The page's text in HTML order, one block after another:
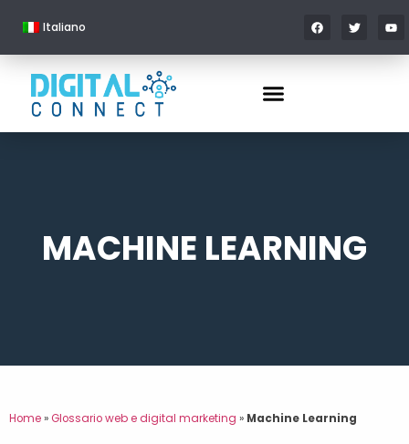
Italiano
MACHINE LEARNING
Home»Glossario web e digital marketing » Machine Learning